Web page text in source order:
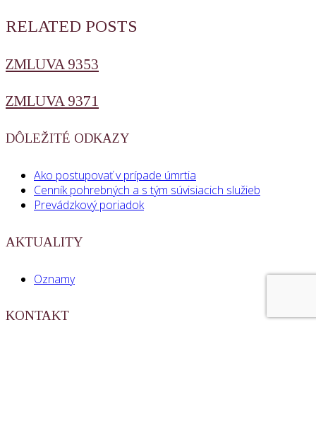
RELATED POSTS
ZMLUVA 9353
ZMLUVA 9371
DÔLEŽITÉ ODKAZY
Ako postupovať v prípade úmrtia
Cenník pohrebných a s tým súvisiacich služieb
Prevádzkový poriadok
AKTUALITY
Oznamy
KONTAKT